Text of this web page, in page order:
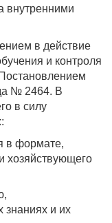
внутренними
в действие
и контроля
№ 2464. В
в силу
в формате,
хозяйствующего
знаниях и их